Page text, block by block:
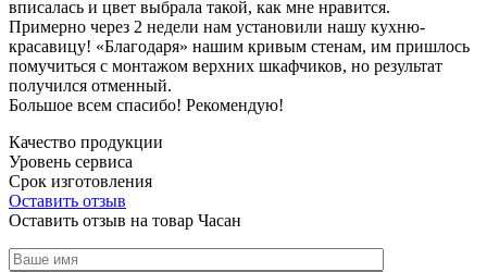
вписалась и цвет выбрала такой, как мне нравится.
Примерно через 2 недели нам установили нашу кухню-
красавицу! «Благодаря» нашим кривым стенам, им пришлось
помучиться с монтажом верхних шкафчиков, но результат
получился отменный.
Большое всем спасибо! Рекомендую!
Качество продукции
Уровень сервиса
Срок изготовления
Оставить отзыв
Оставить отзыв на товар Часан